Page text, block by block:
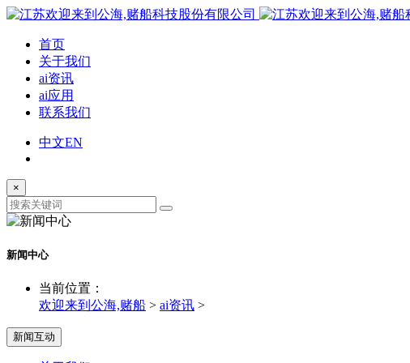
首页
关于我们
ai资讯
ai应用
联系我们
中文EN
×
新闻中心
当前位置：
欢迎来到公海,赌船 > ai资讯 >
新闻互动